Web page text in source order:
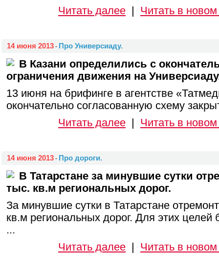
Читать далее
Читать в новом
14 июня 2013 - Про Универсиаду.
В Казани определились с
ограничения движения на
13 июня на брифинге в агентстве
окончательно согласованную схему
Читать далее
Читать в новом
14 июня 2013 - Про дороги.
В Татарстане за минувшие сутки
тыс. кв.м региональных дорог.
За минувшие сутки в Татарстане
кв.м региональных дорог. Для этих целей
...
Читать далее
Читать в новом